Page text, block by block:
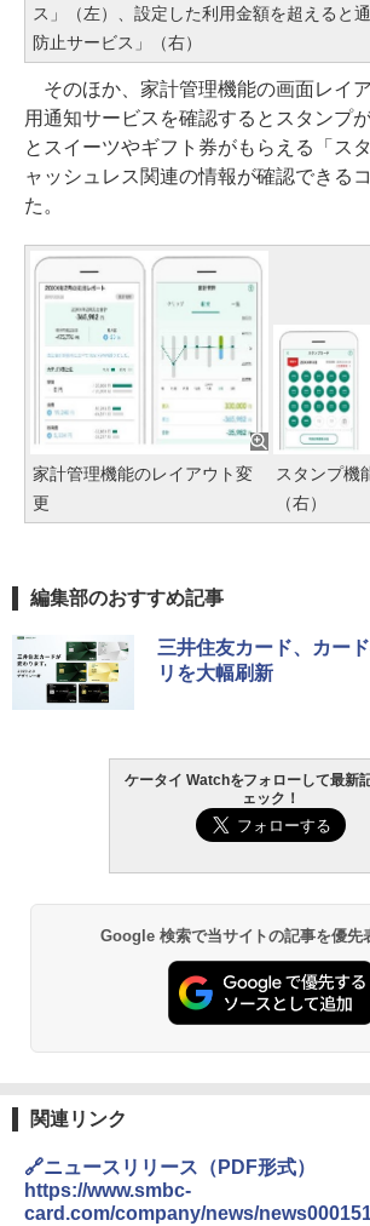
ス」（左）、設定した利用金額を超えると
防止サービス」（右）
そのほか、家計管理機能の画面レイ
用通知サービスを確認するとスタンプ
とスイーツやギフト券がもらえる「ス
ャッシュレス関連の情報が確認できる
た。
家計管理機能のレイアウト変
更
スタンプ機
（右）
編集部のおすすめ記事
三井住友カード、カー
リを大幅刷新
ケータイ Watchをフォローして最新
ェック！
Google 検索で当サイトの記事を優先
関連リンク
🔗ニュースリリース（PDF形式）
https://www.smbc-
card.com/company/news/